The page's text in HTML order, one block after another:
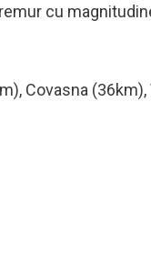
cu
Covasna (36km),